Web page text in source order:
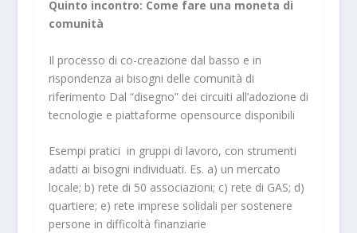
Quinto incontro: Come fare una moneta di
comunità
Il processo di co-creazione dal basso e in
rispondenza ai bisogni delle comunità di
riferimento Dal “disegno” dei circuiti all’adozione di
tecnologie e piattaforme opensource disponibili
Esempi pratici in gruppi di lavoro, con strumenti
adatti ai bisogni individuati. Es. a) un mercato
locale; b) rete di 50 associazioni; c) rete di GAS; d)
quartiere; e) rete imprese solidali per sostenere
persone in difficoltà finanziarie